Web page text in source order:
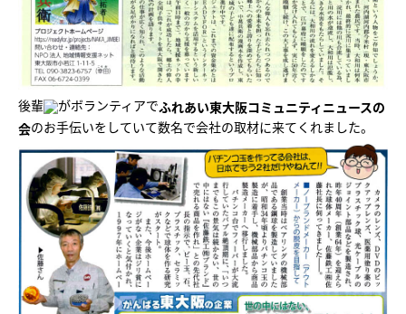
後輩 がボランティアでふれあい東大阪コミュニティニュースの
会のお手伝いをしていて数名で会社の取材に来てくれました。